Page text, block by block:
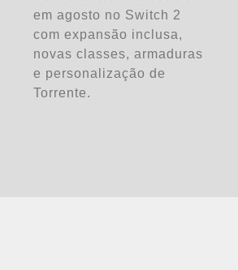
em agosto no Switch 2
com expansão inclusa,
novas classes, armaduras
e personalização de
Torrente.